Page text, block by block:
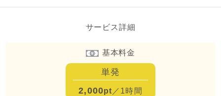
サービス詳細
基本料金
単発
2,000pt ／1時間